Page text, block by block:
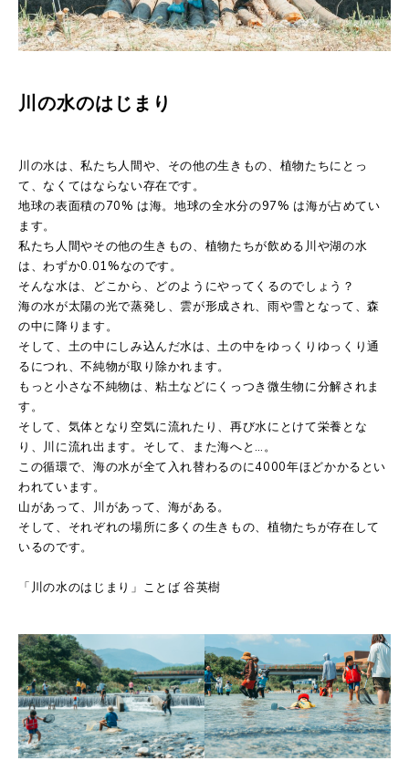
川の水のはじまり
川の水は、私たち人間や、その他の生きもの、植物たちにとっ
て、なくてはならない存在です。
地球の表面積の70% は海。地球の全水分の97% は海が占めてい
ます。
私たち人間やその他の生きもの、植物たちが飲める川や湖の水
は、わずか0.01%なのです。
そんな水は、どこから、どのようにやってくるのでしょう？
海の水が太陽の光で蒸発し、雲が形成され、雨や雪となって、森
の中に降ります。
そして、土の中にしみ込んだ水は、土の中をゆっくりゆっくり通
るにつれ、不純物が取り除かれます。
もっと小さな不純物は、粘土などにくっつき微生物に分解されま
す。
そして、気体となり空気に流れたり、再び水にとけて栄養とな
り、川に流れ出ます。そして、また海へと…。
この循環で、海の水が全て入れ替わるのに4000年ほどかかるとい
われています。
山があって、川があって、海がある。
そして、それぞれの場所に多くの生きもの、植物たちが存在して
いるのです。
「川の水のはじまり」ことば 谷英樹